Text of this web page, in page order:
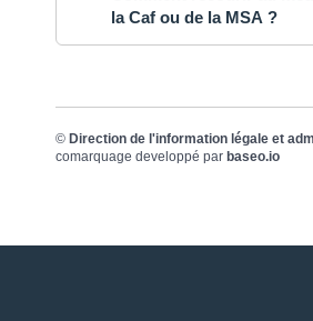
la Caf ou de la MSA ?
© Direction de l'information légale et
comarquage developpé par baseo.io